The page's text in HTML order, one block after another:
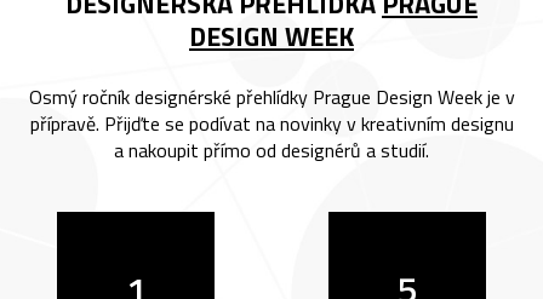
DESIGN WEEK
Osmý ročník designérské přehlídky Prague Design Week je v
přípravě. Přijďte se podívat na novinky v kreativním designu
a nakoupit přímo od designérů a studií.